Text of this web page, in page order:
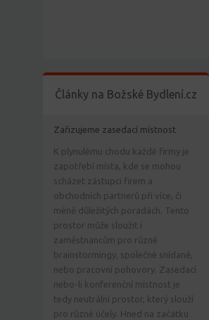
Články na Božské Bydlení.cz
Zařizujeme zasedací místnost
K plynulému chodu každé firmy je
zapotřebí místa, kde se mohou
scházet zástupci firem a
obchodních partnerů při více, či
méně důležitých poradách. Tento
prostor může sloužit i
zaměstnancům pro různé
brainstormingy, společné snídaně,
nebo pracovní pohovory. Zasedací
nebo-li konferenční místnost je
tedy neutrální prostor, který slouží
pro různé účely. Hned na začátku